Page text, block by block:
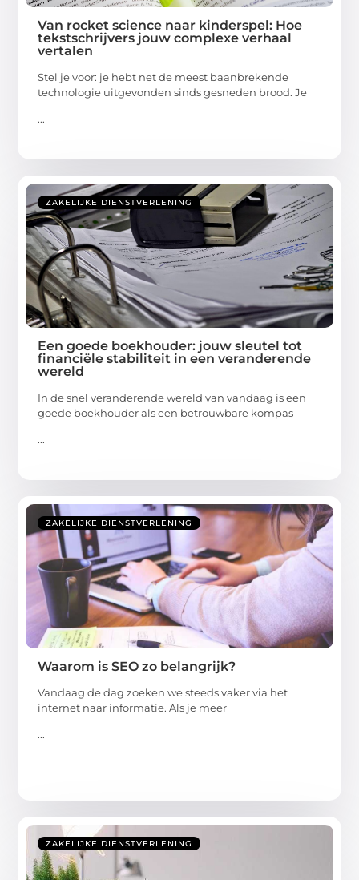
Van rocket science naar kinderspel: Hoe
tekstschrijvers jouw complexe verhaal
vertalen
Stel je voor: je hebt net de meest baanbrekende
technologie uitgevonden sinds gesneden brood. Je
...
ZAKELIJKE DIENSTVERLENING
Een goede boekhouder: jouw sleutel tot
financiële stabiliteit in een veranderende
wereld
In de snel veranderende wereld van vandaag is een
goede boekhouder als een betrouwbare kompas
...
ZAKELIJKE DIENSTVERLENING
Waarom is SEO zo belangrijk?
Vandaag de dag zoeken we steeds vaker via het
internet naar informatie. Als je meer
...
ZAKELIJKE DIENSTVERLENING